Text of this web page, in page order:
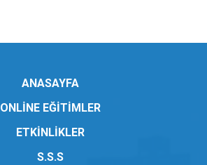
ANASAYFA
ONLİNE EĞİTİMLER
ETKİNLİKLER
S.S.S